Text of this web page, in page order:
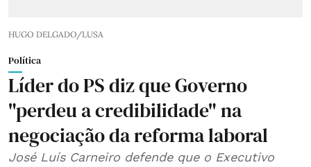
HUGO DELGADO/LUSA
Política
Líder do PS diz que Governo
"perdeu a credibilidade" na
negociação da reforma laboral
José Luís Carneiro defende que o Executivo